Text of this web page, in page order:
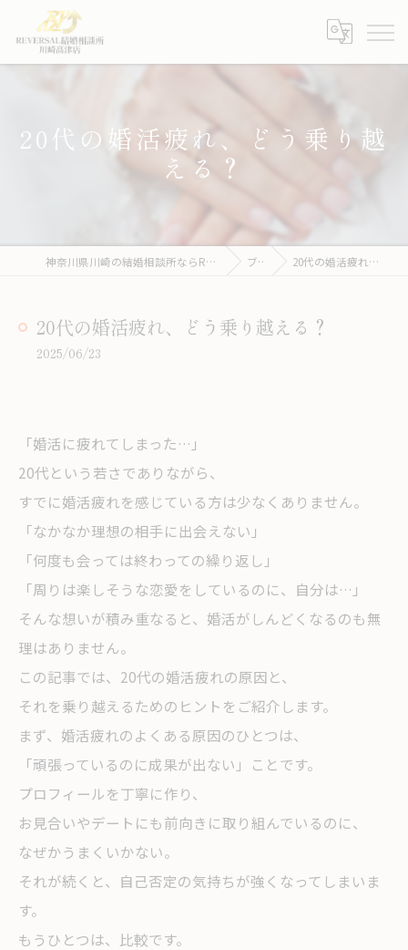
20代の婚活疲れ、どう乗り越
える？
神奈川県川崎の結婚相談所ならREVERSAL結婚相談所川崎高津店 ブログ 20代の婚活疲れ、どう乗り越える？
20代の婚活疲れ、どう乗り越える？
2025/06/23
「婚活に疲れてしまった…」
20代という若さでありながら、
すでに婚活疲れを感じている方は少なくありません。
「なかなか理想の相手に出会えない」
「何度も会っては終わっての繰り返し」
「周りは楽しそうな恋愛をしているのに、自分は…」
そんな想いが積み重なると、婚活がしんどくなるのも無
理はありません。
この記事では、20代の婚活疲れの原因と、
それを乗り越えるためのヒントをご紹介します。
まず、婚活疲れのよくある原因のひとつは、
「頑張っているのに成果が出ない」ことです。
プロフィールを丁寧に作り、
お見合いやデートにも前向きに取り組んでいるのに、
なぜかうまくいかない。
それが続くと、自己否定の気持ちが強くなってしまいま
す。
もうひとつは、比較です。